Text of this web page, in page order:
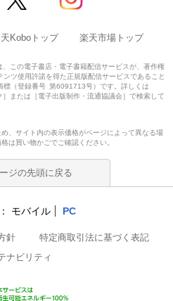
Koboトップ 楽天市場トップ
、この電子書店・電子書籍配信サービスが、著作権
ンツ使用許諾を得た正規版配信サービスであること
標（登録番号 第6091713号）です。詳しくは
］または［電子出版制作・流通協議会］で検索して
、サイト内の表示価格がページによって異なる場
は買い物かごでご確認ください。
ジの先頭に戻る
モバイル PC
針
特定商取引法に基づく表記
ナビリティ